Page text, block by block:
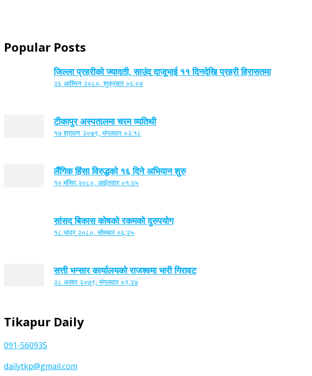
Popular Posts
जिल्ला प्रहरीको ज्यादती, साउंद दाजूभाई ११ दिनदेखि प्रहरी हिरासतमा
२६ आश्विन २०८०, शुक्रबार ०६:०४
टीकापुर अस्पतालमा चरम व्यतिथी
१७ श्रावण २०७९, मंगलवार ०२:१८
लैंगिक हिंसा विरुद्धको १६ दिने अभियान शुरु
१० मंसिर २०८०, आईतवार ०१:२५
सांसद बिकास कोषको रकमको दुरुपयोग
१८ भाद्र २०८०, सोमबार ०६:२५
सत्ती भन्सार कार्यालयको राजश्वमा भारी गिरावट
२८ असार २०७९, मंगलवार ०९:२४
Tikapur Daily
091-560935
dailytkp@gmail.com